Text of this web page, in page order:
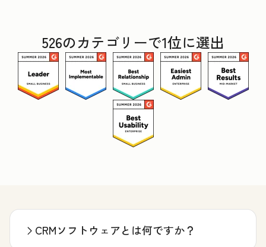
526のカテゴリーで1位に選出
CRMソフトウェアとは何ですか？